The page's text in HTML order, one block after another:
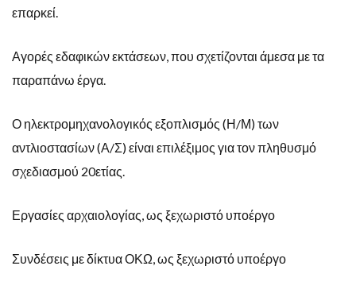
επαρκεί.
Αγορές εδαφικών εκτάσεων, που σχετίζονται άμεσα με τα
παραπάνω έργα.
Ο ηλεκτρομηχανολογικός εξοπλισμός (Η/Μ) των
αντλιοστασίων (Α/Σ) είναι επιλέξιμος για τον πληθυσμό
σχεδιασμού 20ετίας.
Εργασίες αρχαιολογίας, ως ξεχωριστό υποέργο
Συνδέσεις με δίκτυα ΟΚΩ, ως ξεχωριστό υποέργο